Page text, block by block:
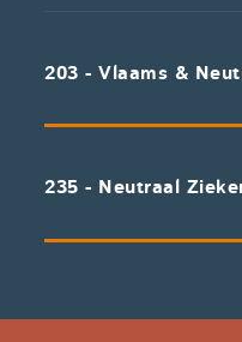
voorwaarden
uitstekend
waarvan
203 - Vlaams &
235 - Neutraal